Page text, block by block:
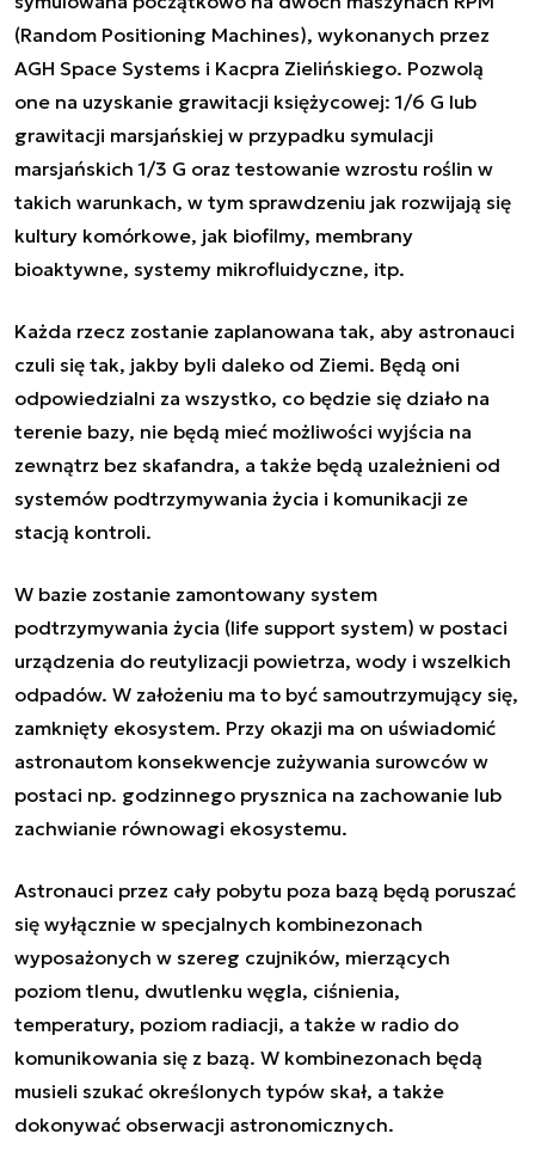
(Random Positioning Machines), wykonanych przez
AGH Space Systems i Kacpra Zielińskiego. Pozwolą
one na uzyskanie grawitacji księżycowej: 1/6 G lub
grawitacji marsjańskiej w przypadku symulacji
marsjańskich 1/3 G oraz testowanie wzrostu roślin w
takich warunkach, w tym sprawdzeniu jak rozwijają się
kultury komórkowe, jak biofilmy, membrany
bioaktywne, systemy mikrofluidyczne, itp.
Każda rzecz zostanie zaplanowana tak, aby astronauci
czuli się tak, jakby byli daleko od Ziemi. Będą oni
odpowiedzialni za wszystko, co będzie się działo na
terenie bazy, nie będą mieć możliwości wyjścia na
zewnątrz bez skafandra, a także będą uzależnieni od
systemów podtrzymywania życia i komunikacji ze
stacją kontroli.
W bazie zostanie zamontowany system
podtrzymywania życia (life support system) w postaci
urządzenia do reutylizacji powietrza, wody i wszelkich
odpadów. W założeniu ma to być samoutrzymujący się,
zamknięty ekosystem. Przy okazji ma on uświadomić
astronautom konsekwencje zużywania surowców w
postaci np. godzinnego prysznica na zachowanie lub
zachwianie równowagi ekosystemu.
Astronauci przez cały pobytu poza bazą będą poruszać
się wyłącznie w specjalnych kombinezonach
wyposażonych w szereg czujników, mierzących
poziom tlenu, dwutlenku węgla, ciśnienia,
temperatury, poziom radiacji, a także w radio do
komunikowania się z bazą. W kombinezonach będą
musieli szukać określonych typów skał, a także
dokonywać obserwacji astronomicznych.